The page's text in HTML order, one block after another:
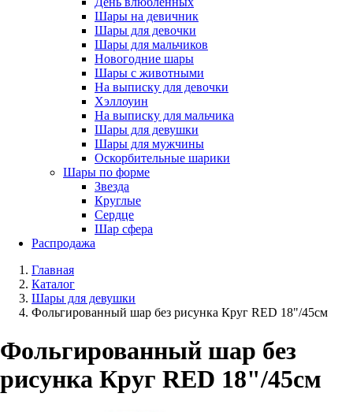
Шары на девичник
Шары для девочки
Шары для мальчиков
Новогодние шары
Шары с животными
На выписку для девочки
Хэллоуин
На выписку для мальчика
Шары для девушки
Шары для мужчины
Оскорбительные шарики
Шары по форме
Звезда
Круглые
Сердце
Шар сфера
Распродажа
Главная
Каталог
Шары для девушки
Фольгированный шар без рисунка Круг RED 18"/45см
Фольгированный шар без
рисунка Круг RED 18"/45см